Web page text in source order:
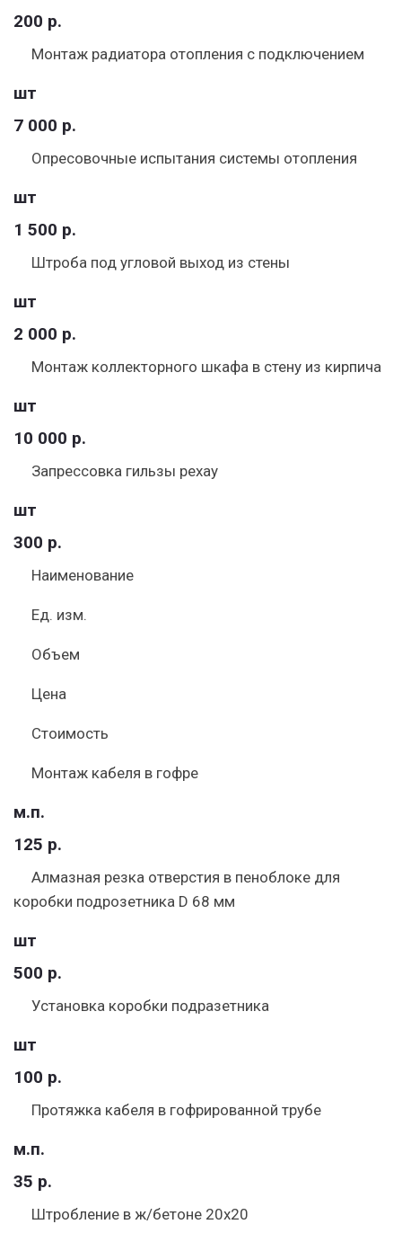
200 р.
Монтаж радиатора отопления с подключением
шт
7 000 р.
Опресовочные испытания системы отопления
шт
1 500 р.
Штроба под угловой выход из стены
шт
2 000 р.
Монтаж коллекторного шкафа в стену из кирпича
шт
10 000 р.
Запрессовка гильзы рехау
шт
300 р.
Наименование
Ед. изм.
Объем
Цена
Стоимость
Монтаж кабеля в гофре
м.п.
125 р.
Алмазная резка отверстия в пеноблоке для
коробки подрозетника D 68 мм
шт
500 р.
Установка коробки подразетника
шт
100 р.
Протяжка кабеля в гофрированной трубе
м.п.
35 р.
Штробление в ж/бетоне 20х20